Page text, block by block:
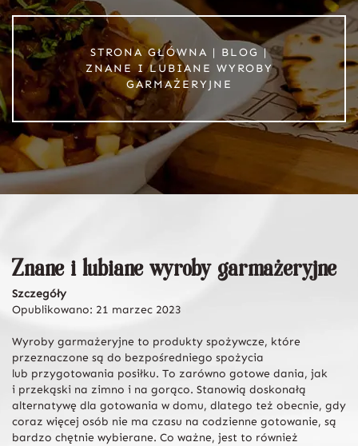
STRONA GŁÓWNA | BLOG|
ZNANE I LUBIANE WYROBY
GARMAŻERYJNE
Znane i lubiane wyroby garmażeryjne
Szczegóły
Opublikowano: 21 marzec 2023
Wyroby garmażeryjne to produkty spożywcze, które
przeznaczone są do bezpośredniego spożycia
lub przygotowania posiłku. To zarówno gotowe dania, jak
i przekąski na zimno i na gorąco. Stanowią doskonałą
alternatywę dla gotowania w domu, dlatego też obecnie, gdy
coraz więcej osób nie ma czasu na codzienne gotowanie, są
bardzo chętnie wybierane. Co ważne, jest to również